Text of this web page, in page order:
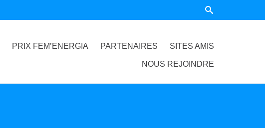
PRIX FEM’ENERGIA PARTENAIRES SITES AMIS
NOUS REJOINDRE